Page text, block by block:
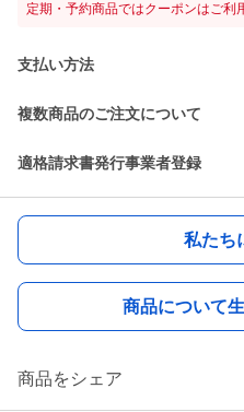
定期・予約商品ではクーポンはご利
支払い方法
複数商品のご注文について
適格請求書発行事業者登録
私たち
商品について
商品をシェア